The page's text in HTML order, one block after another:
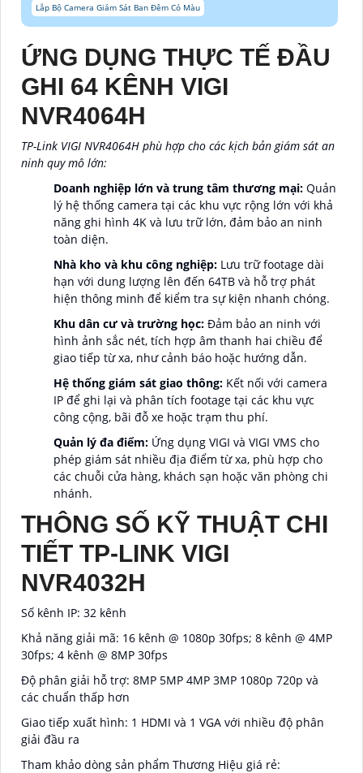
Lắp Bộ Camera Giám Sát Ban Đêm Có Màu
ỨNG DỤNG THỰC TẾ ĐẦU
GHI 64 KÊNH VIGI
NVR4064H
TP-Link VIGI NVR4064H phù hợp cho các kịch bản giám sát an
ninh quy mô lớn:
Doanh nghiệp lớn và trung tâm thương mại: Quản
lý hệ thống camera tại các khu vực rộng lớn với khả
năng ghi hình 4K và lưu trữ lớn, đảm bảo an ninh
toàn diện.
Nhà kho và khu công nghiệp: Lưu trữ footage dài
hạn với dung lượng lên đến 64TB và hỗ trợ phát
hiện thông minh để kiểm tra sự kiện nhanh chóng.
Khu dân cư và trường học: Đảm bảo an ninh với
hình ảnh sắc nét, tích hợp âm thanh hai chiều để
giao tiếp từ xa, như cảnh báo hoặc hướng dẫn.
Hệ thống giám sát giao thông: Kết nối với camera
IP để ghi lại và phân tích footage tại các khu vực
công cộng, bãi đỗ xe hoặc trạm thu phí.
Quản lý đa điểm: Ứng dụng VIGI và VIGI VMS cho
phép giám sát nhiều địa điểm từ xa, phù hợp cho
các chuỗi cửa hàng, khách sạn hoặc văn phòng chi
nhánh.
THÔNG SỐ KỸ THUẬT CHI
TIẾT TP-LINK VIGI
NVR4032H
Số kênh IP: 32 kênh
Khả năng giải mã: 16 kênh @ 1080p 30fps; 8 kênh @ 4MP
30fps; 4 kênh @ 8MP 30fps
Độ phân giải hỗ trợ: 8MP 5MP 4MP 3MP 1080p 720p và
các chuẩn thấp hơn
Giao tiếp xuất hình: 1 HDMI và 1 VGA với nhiều độ phân
giải đầu ra
Tham khảo dòng sản phẩm Thương Hiệu giá rẻ: